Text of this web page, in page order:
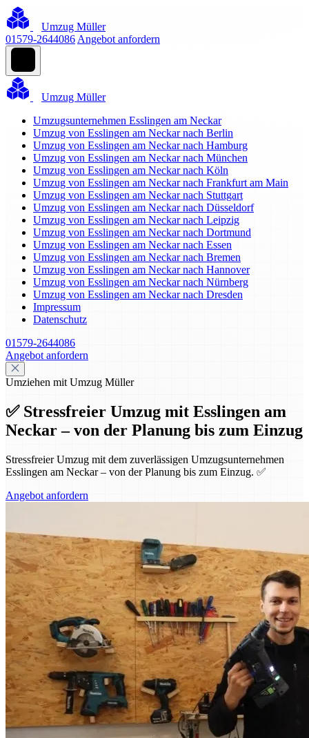
Umzug Müller
01579-2644086 Angebot anfordern
Umzug Müller
Umzugsunternehmen Esslingen am Neckar
Umzug von Esslingen am Neckar nach Berlin
Umzug von Esslingen am Neckar nach Hamburg
Umzug von Esslingen am Neckar nach München
Umzug von Esslingen am Neckar nach Köln
Umzug von Esslingen am Neckar nach Frankfurt am Main
Umzug von Esslingen am Neckar nach Stuttgart
Umzug von Esslingen am Neckar nach Düsseldorf
Umzug von Esslingen am Neckar nach Leipzig
Umzug von Esslingen am Neckar nach Dortmund
Umzug von Esslingen am Neckar nach Essen
Umzug von Esslingen am Neckar nach Bremen
Umzug von Esslingen am Neckar nach Hannover
Umzug von Esslingen am Neckar nach Nürnberg
Umzug von Esslingen am Neckar nach Dresden
Impressum
Datenschutz
01579-2644086
Angebot anfordern
Umziehen mit Umzug Müller
✅ Stressfreier Umzug mit Esslingen am
Neckar – von der Planung bis zum Einzug
Stressfreier Umzug mit dem zuverlässigen Umzugsunternehmen
Esslingen am Neckar – von der Planung bis zum Einzug. ✅
Angebot anfordern